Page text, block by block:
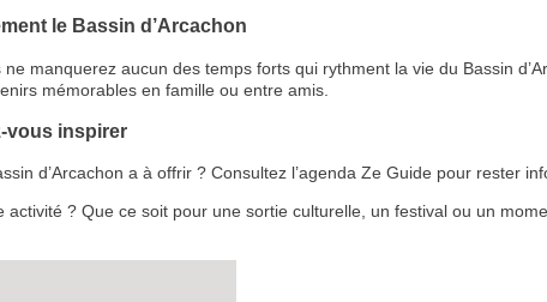
le Bassin d’Arcachon
manquerez aucun des temps forts qui rythment la vie du Bassin
mémorables en famille ou entre amis.
vous inspirer
d’Arcachon a à offrir ? Consultez l’agenda Ze Guide pour rester
? Que ce soit pour une sortie culturelle, un festival ou un